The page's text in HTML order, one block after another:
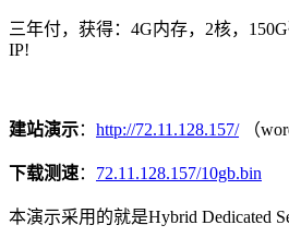
三年付，获得：4G内存，2核，
IP!
建站演示： http://72.11.128.157/（
下载测速： 72.11.128.157/10gb.bin
本演示采用的就是Hybrid Dedicated